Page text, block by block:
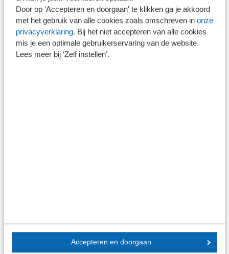
Door op ’Accepteren en doorgaan' te klikken ga je akkoord
met het gebruik van alle cookies zoals omschreven in onze
privacyverklaring. Bij het niet accepteren van alle cookies
mis je een optimale gebruikerservaring van de website.
Lees meer bij ‘Zelf instellen’.
Accepteren en doorgaan
integriteitsrisico's continu bewaakt, ook na de initiële
cliëntacceptatie.
De monitoring is gekoppeld aan wereldwijde
databronnen en wordt dagelijks bijgewerkt. Zo is de
medio juli beschikbaar.